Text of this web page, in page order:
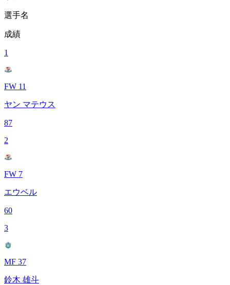
選手名
成績
1
FW 11
ヤン マテウス
87
2
FW 7
エウベル
60
3
MF 37
鈴木 雄斗